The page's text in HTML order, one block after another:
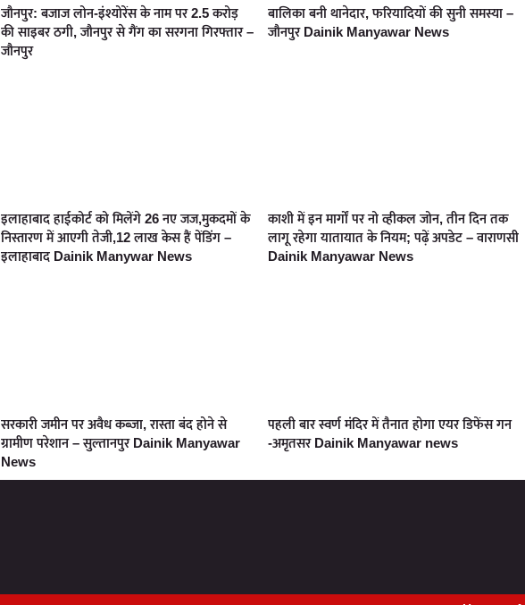
जौनपुर: बजाज लोन-इंश्योरेंस के नाम पर 2.5 करोड़
की साइबर ठगी, जौनपुर से गैंग का सरगना गिरफ्तार –
जौनपुर
बालिका बनी थानेदार, फरियादियों की सुनी समस्या –
जौनपुर Dainik Manyawar News
इलाहाबाद हाईकोर्ट को मिलेंगे 26 नए जज,मुकदमों के
निस्तारण में आएगी तेजी,12 लाख केस हैं पेंडिंग –
इलाहाबाद Dainik Manywar News
काशी में इन मार्गों पर नो व्हीकल जोन, तीन दिन तक
लागू रहेगा यातायात के नियम; पढ़ें अपडेट – वाराणसी
Dainik Manyawar News
सरकारी जमीन पर अवैध कब्जा, रास्ता बंद होने से
ग्रामीण परेशान – सुल्तानपुर Dainik Manyawar
News
पहली बार स्वर्ण मंदिर में तैनात होगा एयर डिफेंस गन
-अमृतसर Dainik Manyawar news